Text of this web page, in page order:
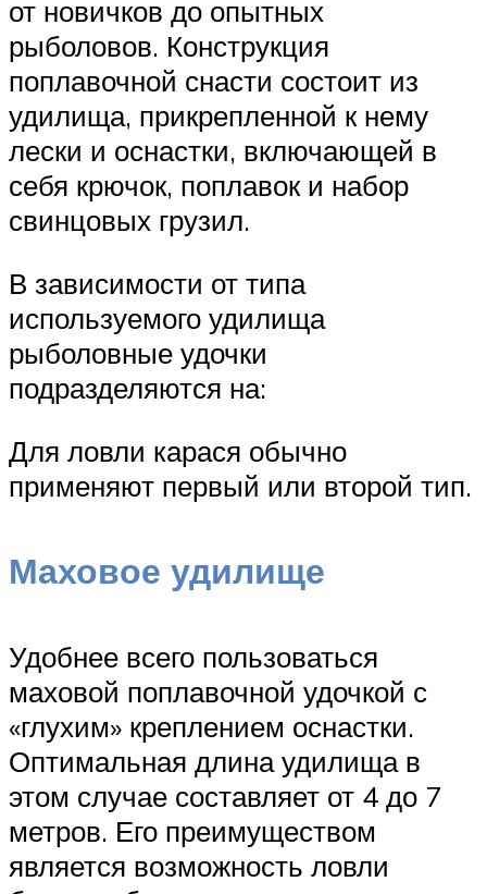
от новичков до опытных
рыболовов. Конструкция
поплавочной снасти состоит из
удилища, прикрепленной к нему
лески и оснастки, включающей в
себя крючок, поплавок и набор
свинцовых грузил.
В зависимости от типа
используемого удилища
рыболовные удочки
подразделяются на:
Для ловли карася обычно
применяют первый или второй тип.
Маховое удилище
Удобнее всего пользоваться
маховой поплавочной удочкой с
«глухим» креплением оснастки.
Оптимальная длина удилища в
этом случае составляет от 4 до 7
метров. Его преимуществом
является возможность ловли